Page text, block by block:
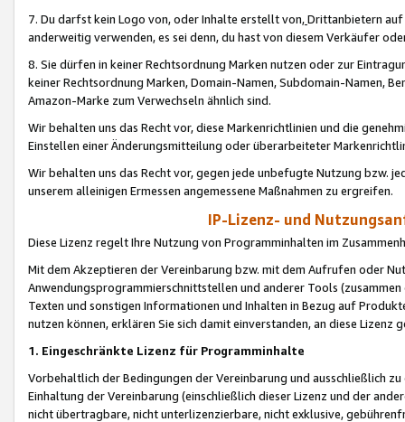
7. Du darfst kein Logo von, oder Inhalte erstellt von,Drittanbietern auf
anderweitig verwenden, es sei denn, du hast von diesem Verkäufer
8. Sie dürfen in keiner Rechtsordnung Marken nutzen oder zur
keiner Rechtsordnung Marken, Domain-Namen, Subdomain-Namen,
Amazon-Marke zum Verwechseln ähnlich sind.
Wir behalten uns das Recht vor, diese Markenrichtlinien und die
Einstellen einer Änderungsmitteilung oder überarbeiteter
Wir behalten uns das Recht vor, gegen jede unbefugte Nutzung bzw.
unserem alleinigen Ermessen angemessene Maßnahmen zu ergreifen.
IP-Lizenz- und
Diese Lizenz regelt Ihre Nutzung von Programminhalten im
Mit dem Akzeptieren der Vereinbarung bzw. mit dem Aufrufen oder
Anwendungsprogrammierschnittstellen und anderer Tools (zusammen
Texten und sonstigen Informationen und Inhalten in Bezug auf
nutzen können, erklären Sie sich damit einverstanden, an diese Lizenz
1. Eingeschränkte Lizenz für Programminhalte
Vorbehaltlich der Bedingungen der Vereinbarung und ausschließlich
Einhaltung der Vereinbarung (einschließlich dieser Lizenz und der
nicht übertragbare, nicht unterlizenzierbare, nicht exklusive,